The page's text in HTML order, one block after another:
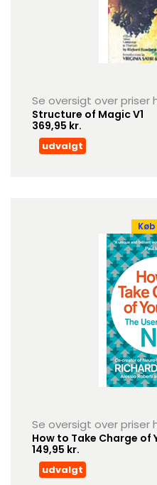
Se oversigt over priser
Structure of Magic V1
369,95 kr.
udvalgt
Se oversigt over priser
How to Take Charge of
149,95 kr.
udvalgt